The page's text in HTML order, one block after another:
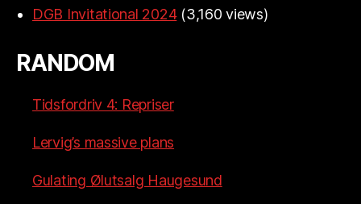
DGB Invitational 2024 (3,160 views)
RANDOM
Tidsfordriv 4: Repriser
Lervig’s massive plans
Gulating Ølutsalg Haugesund